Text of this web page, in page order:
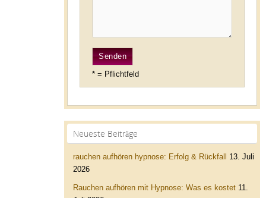
* = Pflichtfeld
Neueste Beiträge
rauchen aufhören hypnose: Erfolg & Rückfall
13. Juli
2026
Rauchen aufhören mit Hypnose: Was es kostet 11.